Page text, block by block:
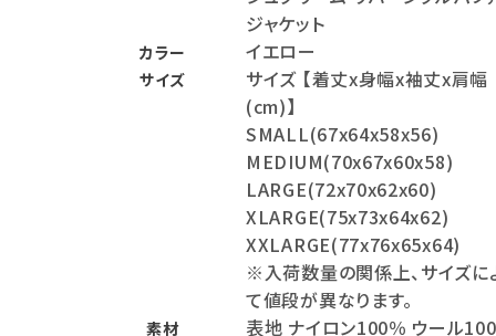
会員登録ジャケット
カラー イエロー
サイズ
サイズ 【着丈x身幅x袖丈x肩幅
(cm)】
SMALL(67x64x58x56)
MEDIUM(70x67x60x58)
LARGE(72x70x62x60)
XLARGE(75x73x64x62)
XXLARGE(77x76x65x64)
※入荷数量の関係上、サイズに
て値段が異なります。
素材
表地 ナイロン100％ ウール